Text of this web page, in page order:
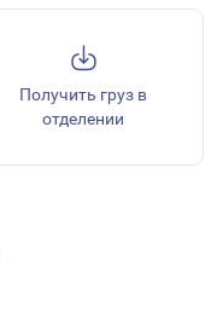
Получить груз в
отделении